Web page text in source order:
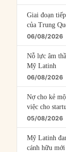
Giai đoạn
của Trung
06/08/2026
Nỗ lực âm
Mỹ Latinh
06/08/2026
Nợ cho kẻ
việc cho
05/08/2026
Mỹ Latinh
cánh hữu mới